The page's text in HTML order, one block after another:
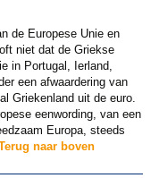
de Europese Unie en
niet dat de Griekse
in Portugal, Ierland,
een afwaardering van
Griekenland uit de euro.
eenwording, van een
Europa, steeds
naar boven